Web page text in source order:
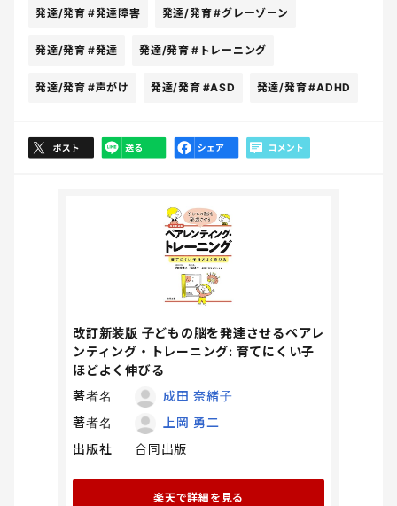
発達/発育 #発達障害 発達/発育#グレーゾーン
発達/発育 #発達 発達/発育 #トレーニング
発達/発育 #声がけ 発達/発育 #ASD 発達/発育#ADHD
改訂新装版 子どもの脳を発達させるペアレ
ンティング・トレーニング: 育てにくい子
ほどよく伸びる
著者名
成田 奈緒子
著者名
上岡 勇二
出版社
合同出版
楽天で詳細を見る